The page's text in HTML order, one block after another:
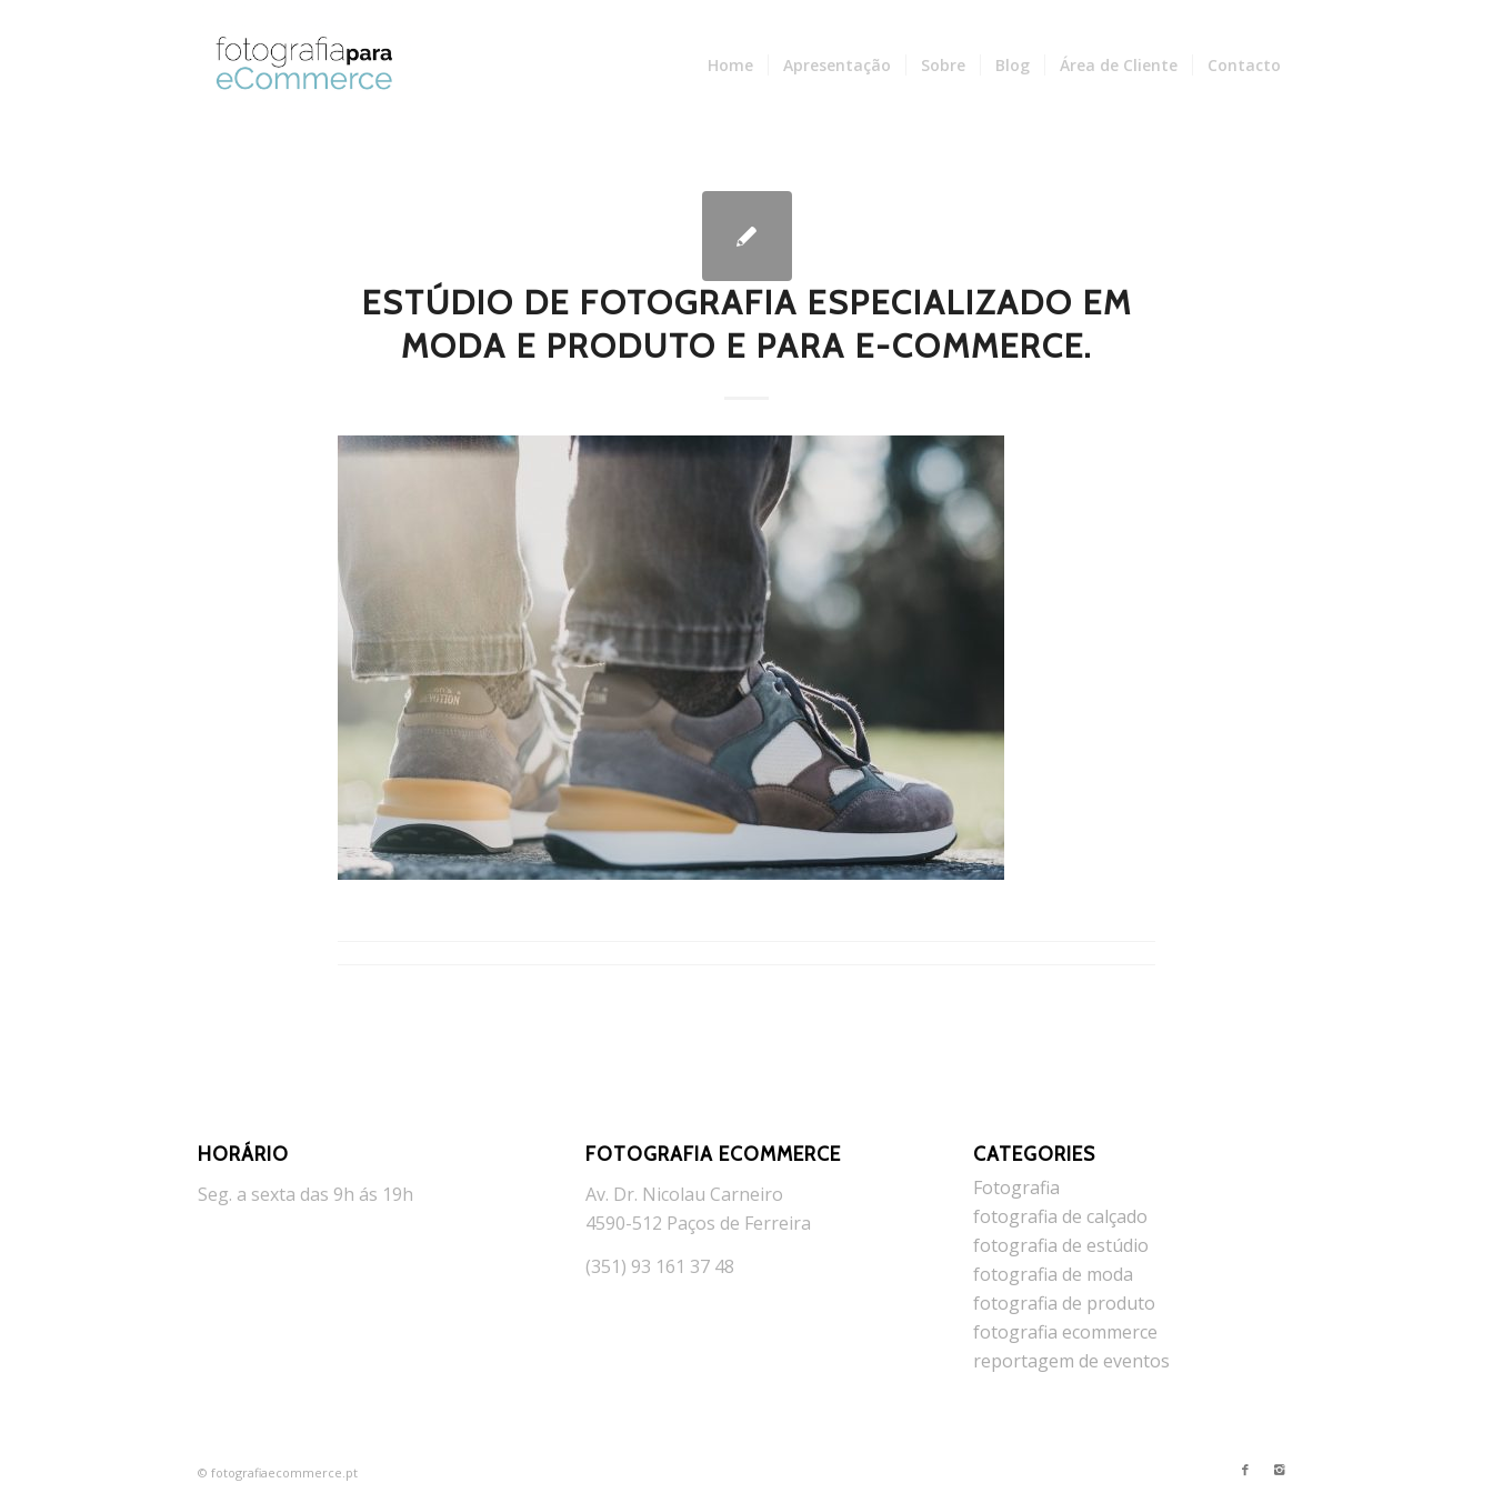
Home Apresentação Sobre Blog Área de Cliente Contacto
ESTÚDIO DE FOTOGRAFIA ESPECIALIZADO EM
MODA E PRODUTO E PARA E-COMMERCE.
HORÁRIO
Seg. a sexta das 9h ás 19h
FOTOGRAFIA ECOMMERCE
Av. Dr. Nicolau Carneiro
4590-512 Paços de Ferreira
(351) 93 161 37 48
CATEGORIES
Fotografia
fotografia de calçado
fotografia de estúdio
fotografia de moda
fotografia de produto
fotografia ecommerce
reportagem de eventos
© fotografiaecommerce.pt